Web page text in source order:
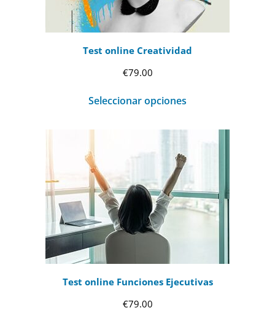
Test online Creatividad
€79.00
Seleccionar opciones
Test online Funciones Ejecutivas
€79.00